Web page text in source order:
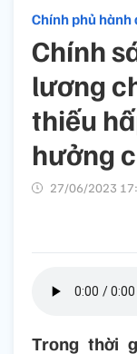
Chính phủ hành
Chính
lương
thiếu
hưởng
27/06/2023
Trong thời